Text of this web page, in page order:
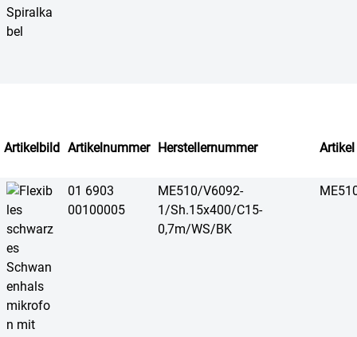
Artikelbild Artikelnummer Herstellernummer Artikel
01 6903
00100005
ME510/V6092-
1/Sh.15x400/C15-
0,7m/WS/BK